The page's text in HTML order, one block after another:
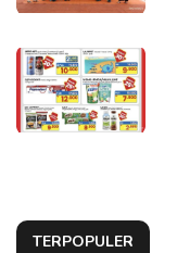
TERPOPULER